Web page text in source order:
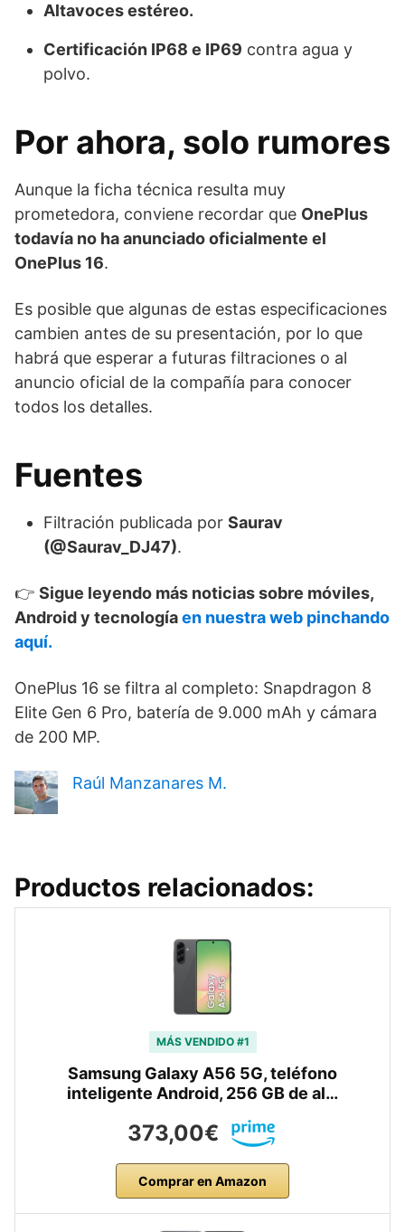
Altavoces estéreo.
Certificación IP68 e IP69 contra agua y
polvo.
Por ahora, solo rumores
Aunque la ficha técnica resulta muy
prometedora, conviene recordar que OnePlus
todavía no ha anunciado oficialmente el
OnePlus 16.
Es posible que algunas de estas especificaciones
cambien antes de su presentación, por lo que
habrá que esperar a futuras filtraciones o al
anuncio oficial de la compañía para conocer
todos los detalles.
Fuentes
Filtración publicada por Saurav
(@Saurav_DJ47).
👉 Sigue leyendo más noticias sobre móviles,
Android y tecnologíaen nuestra web pinchando
aquí.
OnePlus 16 se filtra al completo: Snapdragon 8
Elite Gen 6 Pro, batería de 9.000 mAh y cámara
de 200 MP.
Raúl Manzanares M.
Productos relacionados:
MÁS VENDIDO #1
Samsung Galaxy A56 5G, teléfono
inteligente Android, 256 GB de al…
373,00€
Comprar en Amazon